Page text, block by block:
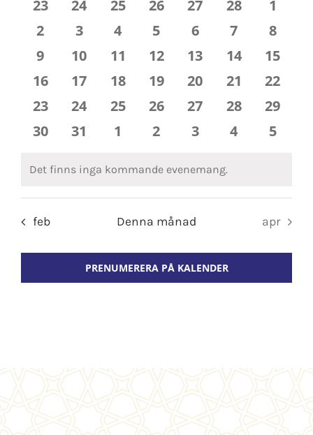
Kontakta oss
Views
Evenemang
0
evenemang
23
0
evenemang
24
0
evenemang
25
0
evenemang
26
0
evenemang
27
0
evenemang
28
0
1
0
evenemang
2
0
evenemang
3
0
evenemang
4
0
evenemang
5
0
evenemang
6
0
evenemang
7
0
8
0
evenemang
9
0
evenemang
10
0
evenemang
11
0
evenemang
12
0
evenemang
13
0
evenemang
14
0
15
0
evenemang
16
0
evenemang
17
0
evenemang
18
0
evenemang
19
0
evenemang
20
0
evenemang
21
0
22
0
evenemang
23
0
evenemang
24
0
evenemang
25
0
evenemang
26
0
evenemang
27
0
evenemang
28
0
29
0
30
0
31
0
1
0
2
0
3
0
4
0
5
Notis
Det finns inga kommande evenemang.
feb Denna månad apr
PRENUMERERA PÅ KALENDER